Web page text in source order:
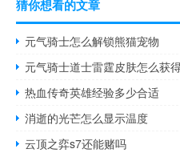
猜你想看的文章
元气骑士怎么解锁熊猫宠物
元气骑士道士雷霆皮肤怎么获
热血传奇英雄经验多少合适
消逝的光芒怎么显示温度
云顶之弈s7还能赌吗